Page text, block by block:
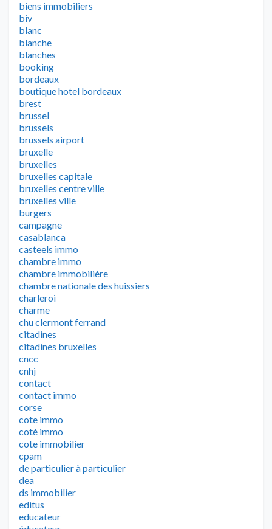
biens immobiliers
biv
blanc
blanche
blanches
booking
bordeaux
boutique hotel bordeaux
brest
brussel
brussels
brussels airport
bruxelle
bruxelles
bruxelles capitale
bruxelles centre ville
bruxelles ville
burgers
campagne
casablanca
casteels immo
chambre immo
chambre immobilière
chambre nationale des huissiers
charleroi
charme
chu clermont ferrand
citadines
citadines bruxelles
cncc
cnhj
contact
contact immo
corse
cote immo
coté immo
cote immobilier
cpam
de particulier à particulier
dea
ds immobilier
editus
educateur